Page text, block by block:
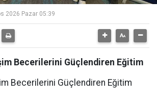
2026 Pazar 05:39
Becerilerini Güçlendiren Eğitim
Becerilerini Güçlendiren Eğitim